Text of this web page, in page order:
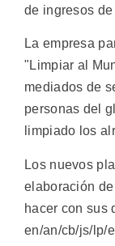
de ingresos
La empresa
"Limpiar al
mediados de
personas del
limpiado los
Los nuevos
elaboración
hacer con sus
en/an/cb/js/lp/